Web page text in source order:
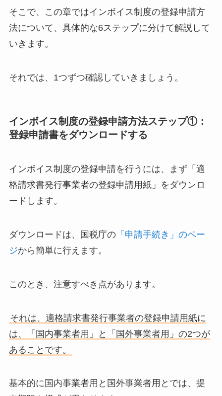
そこで、この章ではインボイス制度の登録申請方
法について、具体的な6ステップに分けて解説して
いきます。
それでは、1つずつ確認していきましょう。
インボイス制度の登録申請方法ステップ①：
登録申請書をダウンロードする
インボイス制度の登録申請を行うには、まず「適
格請求書発行事業者の登録申請用紙」をダウンロ
ードします。
ダウンロードは、国税庁の「申請手続き」のペー
ジから簡単に行えます。
このとき、注意すべき点があります。
それは、適格請求書発行事業者の登録申請用紙に
は、「国内事業者用」と「国外事業者用」の2つが
あることです。
基本的に国内事業者用と国外事業者用とでは、提